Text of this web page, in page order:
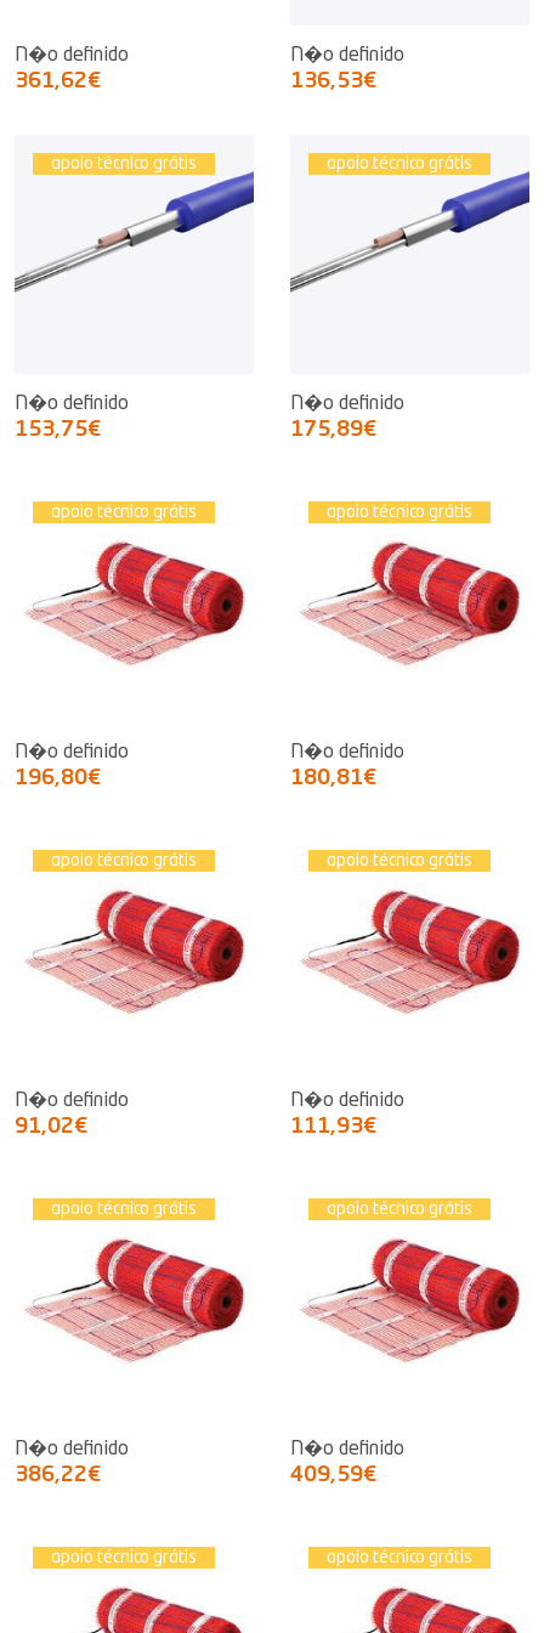
N�o definido
361,62€
N�o definido
136,53€
apoio técnico grátis
N�o definido
153,75€
apoio técnico grátis
N�o definido
175,89€
apoio técnico grátis
N�o definido
196,80€
apoio técnico grátis
N�o definido
180,81€
apoio técnico grátis
N�o definido
91,02€
apoio técnico grátis
N�o definido
111,93€
apoio técnico grátis
N�o definido
386,22€
apoio técnico grátis
N�o definido
409,59€
apoio técnico grátis apoio técnico grátis